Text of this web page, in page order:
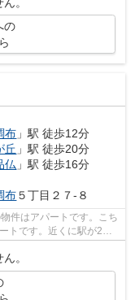
の
布 」駅 徒歩12分
丘 」駅 徒歩20分
仏 」駅 徒歩16分
布５丁目２７-８
件はアパートです。こち
トです。近くに駅が2つ
。